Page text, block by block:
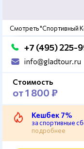
Смотреть "Спортивный
+7 (495) 225-
info@gladtour.ru
Стоимость
от 1 800 ₽
Кешбек 7%
за спортивные
подробнее